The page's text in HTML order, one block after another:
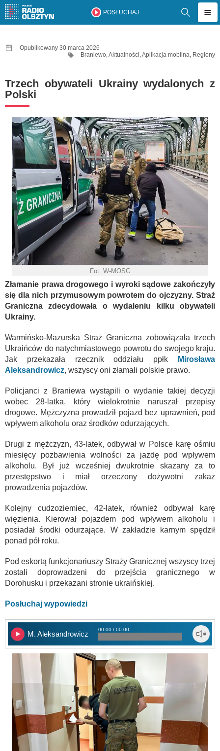
POSŁUCHAJ
Opublikowany 30 marca 2026
Braniewo,Aktualności,Aplikacja mobilna, Regiony
Trzech obywateli Ukrainy wydalonych z
Polski
Fot. W-MOSG
Złamanie prawa drogowego i wyroki sądowe zakończyły
się dla nich przymusowym powrotem do ojczyzny. Straż
Graniczna zdecydowała o wydaleniu kilku obywateli
Ukrainy.
Warmińsko-Mazurska Straż Graniczna zobowiązała trzech
Ukraińców do natychmiastowego powrotu do swojego kraju.
Jak przekazała rzecznik oddziału ppłk
Mirosława
Aleksandrowicz, wszyscy oni złamali polskie prawo.
Policjanci z Braniewa wystąpili o wydanie takiej decyzji
wobec 28-latka, który wielokrotnie naruszał przepisy
drogowe. Mężczyzna prowadził pojazd bez uprawnień, pod
wpływem alkoholu oraz środków odurzających.
Drugi z mężczyzn, 43-latek, odbywał w Polsce karę ośmiu
miesięcy pozbawienia wolności za jazdę pod wpływem
alkoholu. Był już wcześniej dwukrotnie skazany za to
przestępstwo i miał orzeczony dożywotni zakaz
prowadzenia pojazdów.
Kolejny cudzoziemiec, 42-latek, również odbywał karę
więzienia. Kierował pojazdem pod wpływem alkoholu i
posiadał środki odurzające. W zakładzie karnym spędził
ponad pół roku.
Pod eskortą funkcjonariuszy Straży Granicznej wszyscy trzej
zostali doprowadzeni do przejścia granicznego w
Dorohusku i przekazani stronie ukraińskiej.
Posłuchaj wypowiedzi
M. Aleksandrowicz
00:00 / 00:00